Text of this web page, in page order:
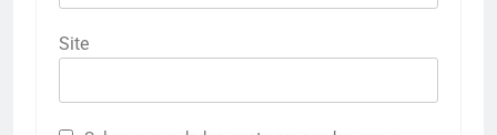
Site